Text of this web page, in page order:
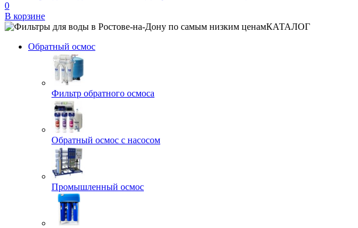
0
В корзине
КАТАЛОГ
Обратный осмос
Фильтр обратного осмоса
Обратный осмос с насосом
Промышленный осмос